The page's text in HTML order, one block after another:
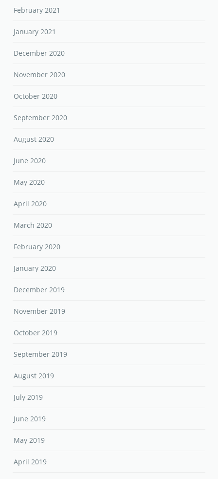
February 2021
January 2021
December 2020
November 2020
October 2020
September 2020
August 2020
June 2020
May 2020
April 2020
March 2020
February 2020
January 2020
December 2019
November 2019
October 2019
September 2019
August 2019
July 2019
June 2019
May 2019
April 2019